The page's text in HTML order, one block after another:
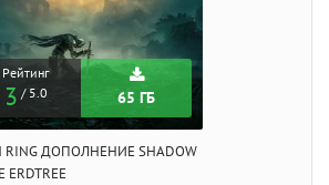
Рейтинг
3 / 5.0 65 ГБ
RING ДОПОЛНЕНИЕ SHADOW
ERDTREE